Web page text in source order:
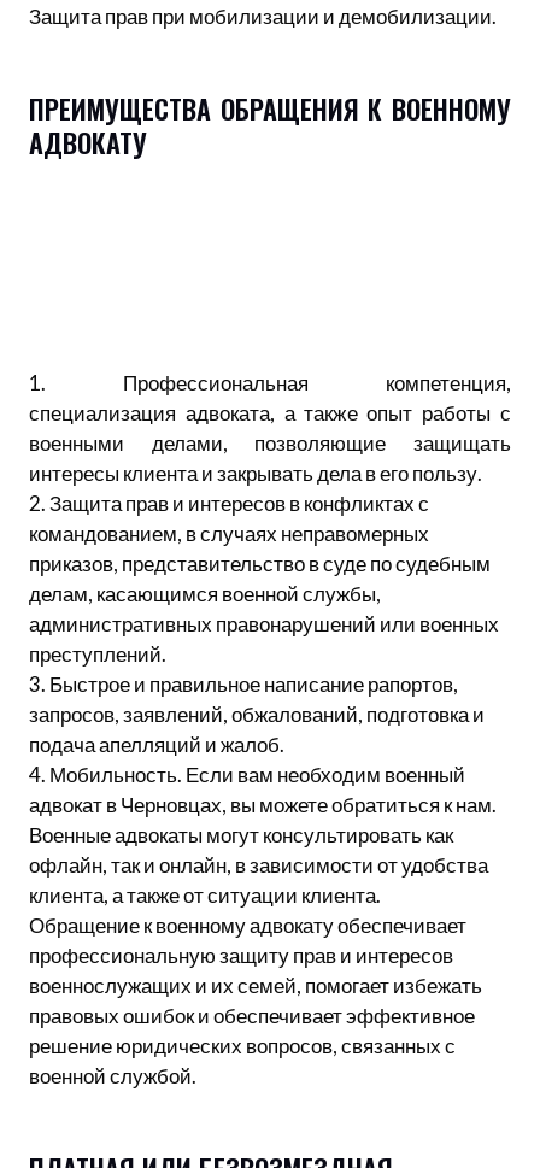
Защита прав при мобилизации и демобилизации.
ПРЕИМУЩЕСТВА ОБРАЩЕНИЯ К ВОЕННОМУ
АДВОКАТУ
1. Профессиональная компетенция,
специализация адвоката, а также опыт работы с
военными делами, позволяющие защищать
интересы клиента и закрывать дела в его пользу.
2. Защита прав и интересов в конфликтах с
командованием, в случаях неправомерных
приказов, представительство в суде по судебным
делам, касающимся военной службы,
административных правонарушений или военных
преступлений.
3. Быстрое и правильное написание рапортов,
запросов, заявлений, обжалований, подготовка и
подача апелляций и жалоб.
4. Мобильность. Если вам необходим военный
адвокат в Черновцах, вы можете обратиться к нам.
Военные адвокаты могут консультировать как
офлайн, так и онлайн, в зависимости от удобства
клиента, а также от ситуации клиента.
Обращение к военному адвокату обеспечивает
профессиональную защиту прав и интересов
военнослужащих и их семей, помогает избежать
правовых ошибок и обеспечивает эффективное
решение юридических вопросов, связанных с
военной службой.